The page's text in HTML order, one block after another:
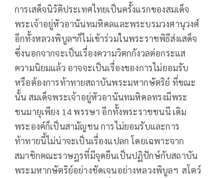
การเสด็จนิวัติประเทศไทยเป็นครั้งแรกของสมเด็จ
พระเจ้าอยู่หัวอานันทมหิดลและพระบรมวงศานุวงศ์
อีกทั้งหลวงพิบูลฯก็ไม่เข้าร่วมในพระราชพิธีส่งเสด็จ
ซึ่งนอกจากจะเป็นเรื่องความวิตกกังวลต่อกระแส
ความนิยมแล้ว อาจจะเป็นเรื่องของการไม่ยอมรับ
หรือต้องการท้าทายสถาบันพระมหากษัตริย์ ที่ขณะ
นั้น สมเด็จพระเจ้าอยู่หัวอานันทมหิดลทรงมีพระ
ชนมายุเพียง 14 พรรษา อีกทั้งพระราชชนนี เดิม
พระองค์ก็เป็นสามัญชน การไม่ยอมรับและการ
ท้าทายนี้ไม่น่าจะเป็นเรื่องแปลก โดยเฉพาะจาก
สมาชิกคณะราษฎรที่มีจุดยืนเป็นปฏิปักษ์กับสถาบัน
พระมหากษัตริย์อย่างชัดเจนอย่างหลวงพิบูลฯ สโตว์